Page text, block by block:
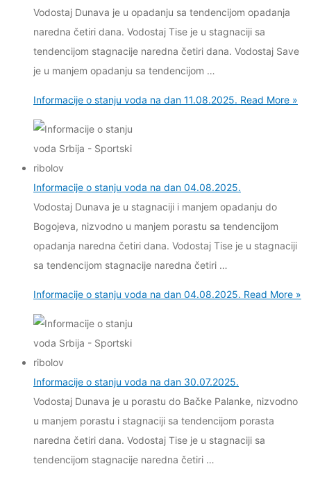
Vodostaj Dunava je u opadanju sa tendencijom opadanja
naredna četiri dana. Vodostaj Tise je u stagnaciji sa
tendencijom stagnacije naredna četiri dana. Vodostaj Save
je u manjem opadanju sa tendencijom …
Informacije o stanju voda na dan 11.08.2025. Read More »
Informacije o stanju voda na dan 04.08.2025.
Vodostaj Dunava je u stagnaciji i manjem opadanju do
Bogojeva, nizvodno u manjem porastu sa tendencijom
opadanja naredna četiri dana. Vodostaj Tise je u stagnaciji
sa tendencijom stagnacije naredna četiri …
Informacije o stanju voda na dan 04.08.2025. Read More »
Informacije o stanju voda na dan 30.07.2025.
Vodostaj Dunava je u porastu do Bačke Palanke, nizvodno
u manjem porastu i stagnaciji sa tendencijom porasta
naredna četiri dana. Vodostaj Tise je u stagnaciji sa
tendencijom stagnacije naredna četiri …